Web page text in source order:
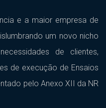
e a maior empresa de
um novo nicho
de clientes,
de execução de Ensaios
pelo Anexo XII da NR